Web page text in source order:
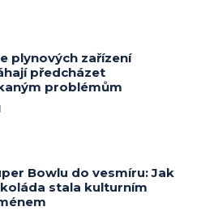
plynových zařízení
předcházet
problémům
Bowlu do vesmíru: Jak
stala kulturním